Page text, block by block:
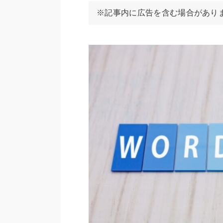
※記事内に広告を含む場合があり